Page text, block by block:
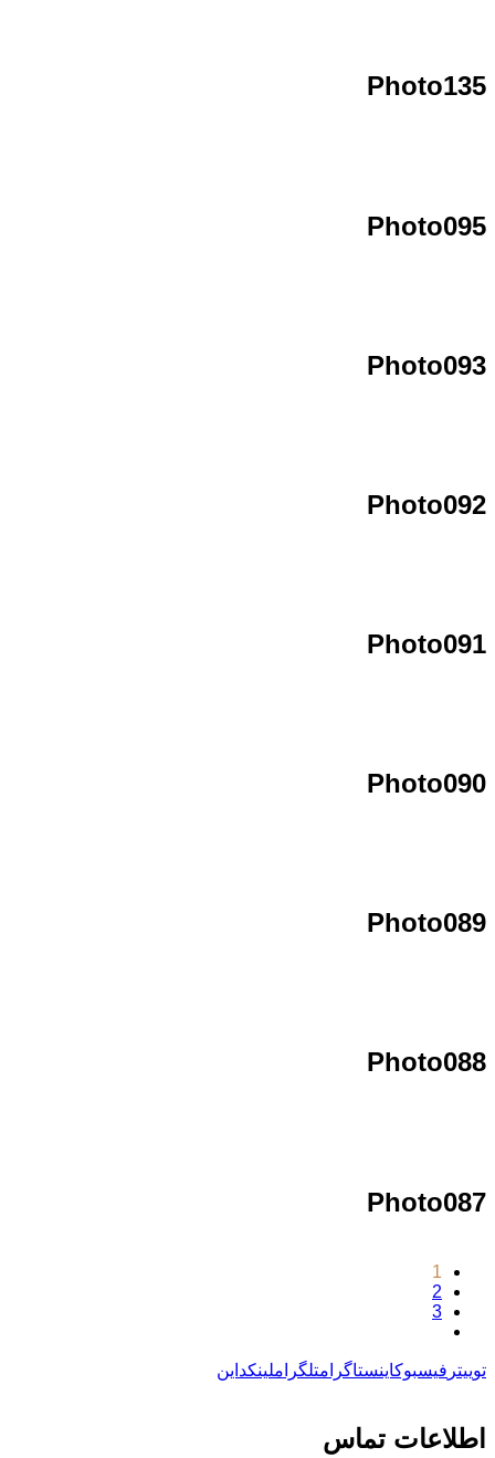
Photo135
Photo095
Photo093
Photo092
Photo091
Photo090
Photo089
Photo088
Photo087
1
2
3
توییتر فیسبوکاینستاگرامتلگراملینکداین
اطلاعات تماس